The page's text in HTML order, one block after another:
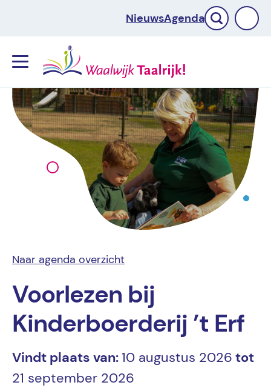
NieuwsAgenda
Menu
Naar agenda overzicht
Voorlezen bij
Kinderboerderij ’t Erf
Vindt plaats van:10 augustus 2026 tot
21 september 2026